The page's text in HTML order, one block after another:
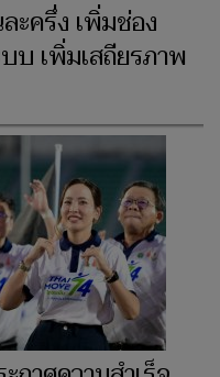
ะครึ่ง เพิ่มช่อง
บ เพิ่มเสถียรภาพ